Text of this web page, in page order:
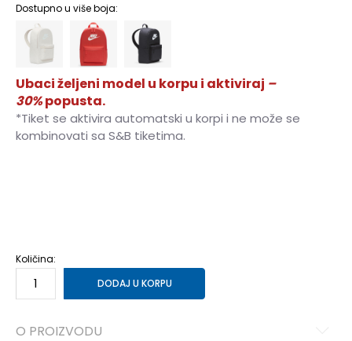
Dostupno u više boja:
Ubaci željeni model u korpu i aktiviraj –
30%popusta.
*Tiket se aktivira automatski u korpi i ne može se
kombinovati sa S&B tiketima.
Količina:
DODAJ U KORPU
O PROIZVODU